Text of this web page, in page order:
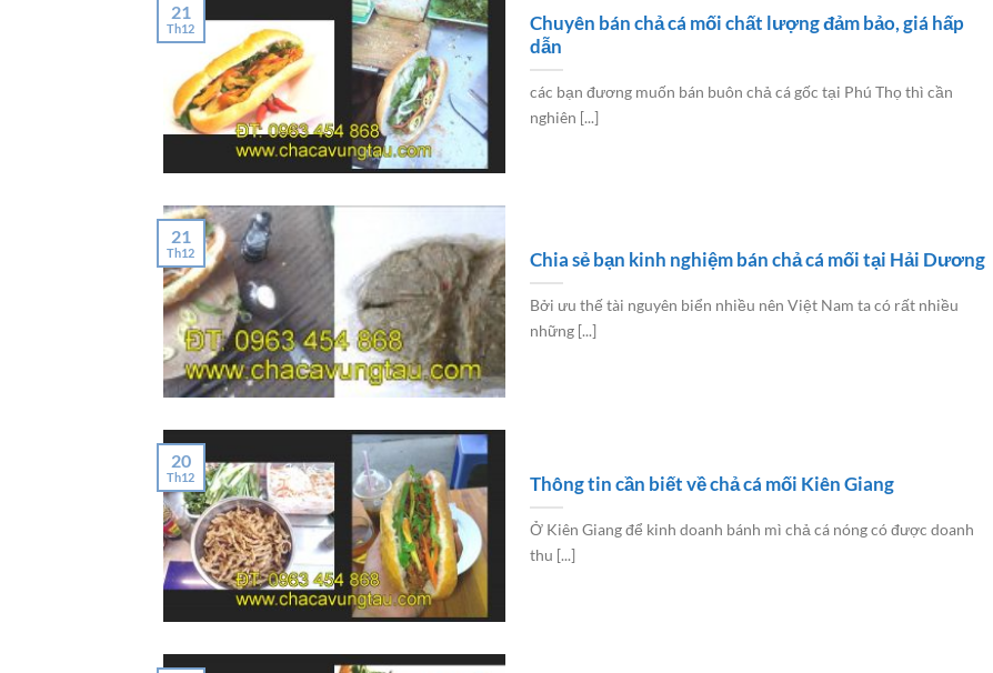
Chuyên bán chả cá mối chất lượng đảm bảo, giá hấp
dẫn
các bạn đương muốn bán buôn chả cá gốc tại Phú Thọ thì cần
nghiên [...]
21
Th12
Chia sẻ bạn kinh nghiệm bán chả cá mối tại Hải Dương
Bởi ưu thế tài nguyên biển nhiều nên Việt Nam ta có rất nhiều
những [...]
21
Th12
Thông tin cần biết về chả cá mối Kiên Giang
Ở Kiên Giang để kinh doanh bánh mì chả cá nóng có được doanh
thu [...]
20
Th12